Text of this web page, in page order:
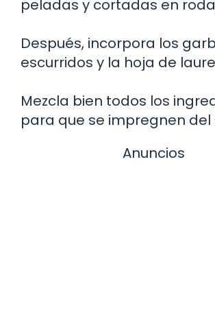
peladas y cortadas en
Después, incorpora los
escurridos y la hoja de
Mezcla bien todos los
para que se impregnen del
Anuncios